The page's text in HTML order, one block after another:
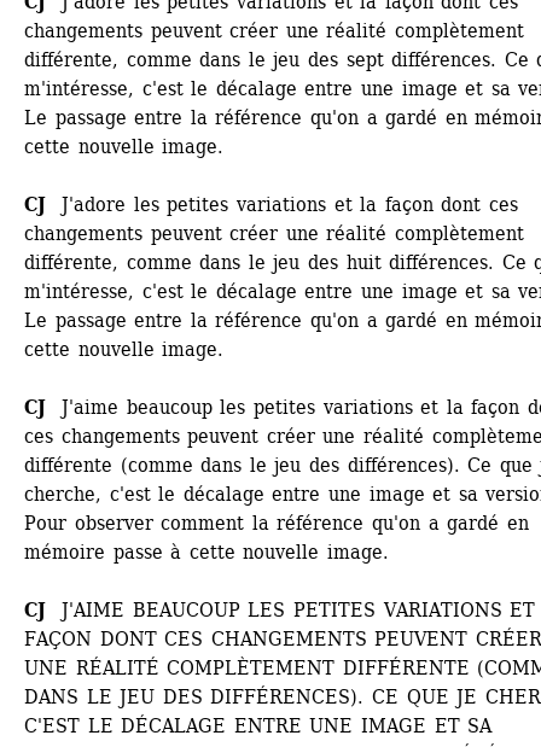
changements peuvent créer une réalité complètement
différente, comme dans le jeu des sept différences. Ce
m'intéresse, c'est le décalage entre une image et sa
Le passage entre la référence qu'on a gardé en
cette nouvelle image.
CJ
J'adore les petites variations et la façon dont ces
changements peuvent créer une réalité complètement
différente, comme dans le jeu des huit différences. Ce
m'intéresse, c'est le décalage entre une image et sa
Le passage entre la référence qu'on a gardé en
cette nouvelle image.
CJ
J'aime beaucoup les petites variations et la façon
ces changements peuvent créer une réalité
différente (comme dans le jeu des différences). Ce que
cherche, c'est le décalage entre une image et sa
Pour observer comment la référence qu'on a gardé en
mémoire passe à cette nouvelle image.
CJ J'AIME BEAUCOUP LES PETITES VARIATIONS ET
FAÇON DONT CES CHANGEMENTS PEUVENT CRÉER
UNE RÉALITÉ COMPLÈTEMENT DIFFÉRENTE
DANS LE JEU DES DIFFÉRENCES). CE QUE JE
C'EST LE DÉCALAGE ENTRE UNE IMAGE ET SA